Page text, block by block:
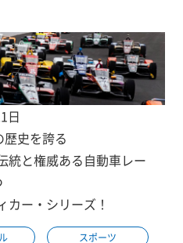
日
史を誇る
統と権威ある自動車レー
カー・シリーズ！
スポーツ